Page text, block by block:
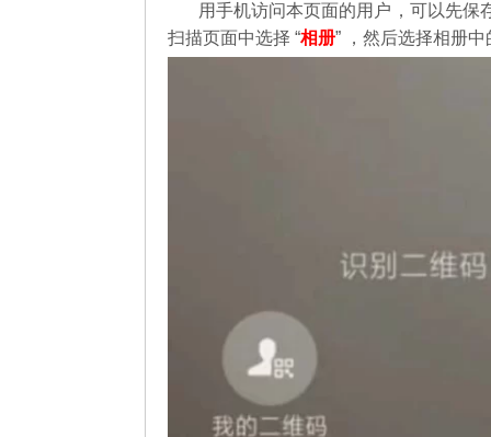
用手机访问本页面的用户，可以先保
扫描页面中选择 “相册” ，然后选择相册